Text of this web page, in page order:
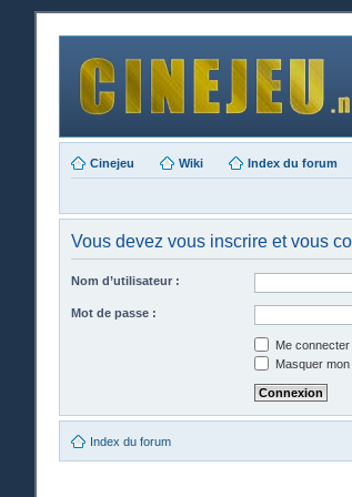
Cinejeu Wiki Index du forum
Vous devez vous inscrire et vous
Nom d’utilisateur :
Mot de passe :
Me
Masquer
Index du forum